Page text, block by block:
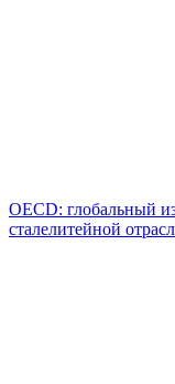
OECD: глобальный
сталелитейной